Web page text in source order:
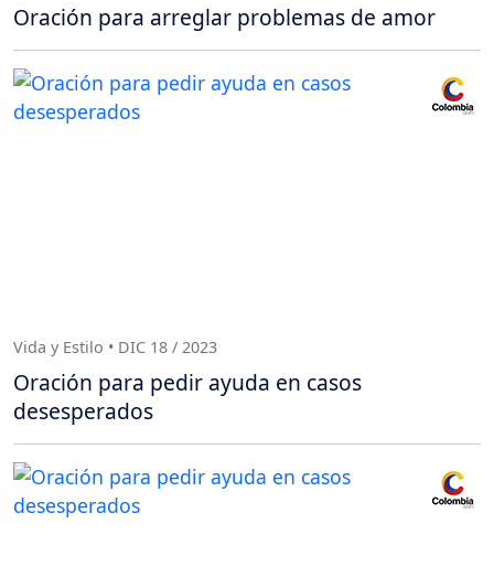
Oración para arreglar problemas de amor
Vida y Estilo • DIC 18 / 2023
Oración para pedir ayuda en casos
desesperados